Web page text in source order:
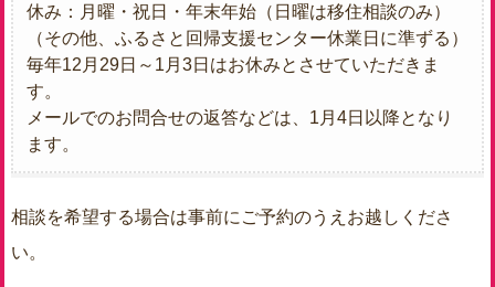
休み：月曜・祝日・年末年始（日曜は移住相談のみ）
（その他、ふるさと回帰支援センター休業日に準ずる）
毎年12月29日～1月3日はお休みとさせていただきま
す。
メールでのお問合せの返答などは、1月4日以降となり
ます。
相談を希望する場合は事前にご予約のうえお越しくださ
い。